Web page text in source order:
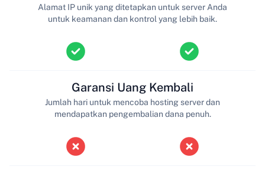
Alamat IP unik yang ditetapkan untuk server Anda
untuk keamanan dan kontrol yang lebih baik.
Garansi Uang Kembali
Jumlah hari untuk mencoba hosting server dan
mendapatkan pengembalian dana penuh.